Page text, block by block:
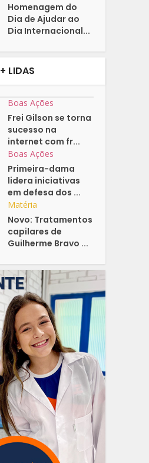
Homenagem do
Dia de Ajudar ao
Dia Internacional...
+ LIDAS
Boas Ações
Frei Gilson se torna
sucesso na
internet com fr...
Boas Ações
Primeira-dama
lidera iniciativas
em defesa dos ...
Matéria
Novo: Tratamentos
capilares de
Guilherme Bravo ...